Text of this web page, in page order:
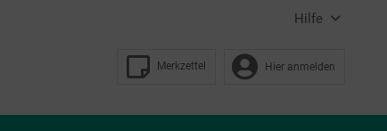
Hilfe
Merkzettel Hier anmelden